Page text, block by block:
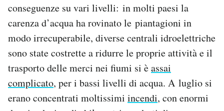
Area Personale
Newsletter
Notifiche mobile
Regala il Post
Hai bisogno di aiuto?
Esci
conseguenze su vari livelli: in molti paesi la
carenza d’acqua ha rovinato le piantagioni in
modo irrecuperabile, diverse centrali idroelettriche
sono state costrette a ridurre le proprie attività e il
trasporto delle merci nei fiumi si èassai
complicato, per i bassi livelli di acqua. A luglio si
erano concentrati moltissimi incendi, con enormi